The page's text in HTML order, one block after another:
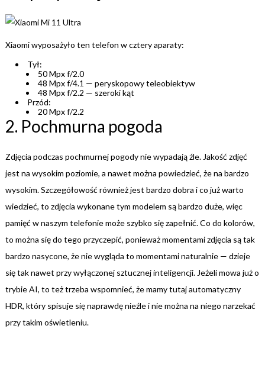
Xiaomi wyposażyło ten telefon w cztery aparaty:
Tył:
50 Mpx f/2.0
48 Mpx f/4.1 — peryskopowy teleobiektyw
48 Mpx f/2.2 — szeroki kąt
Przód:
20 Mpx f/2.2
2. Pochmurna pogoda
Zdjęcia podczas pochmurnej pogody nie wypadają źle. Jakość zdjęć
jest na wysokim poziomie, a nawet można powiedzieć, że na bardzo
wysokim. Szczegółowość również jest bardzo dobra i co już warto
wiedzieć, to zdjęcia wykonane tym modelem są bardzo duże, więc
pamięć w naszym telefonie może szybko się zapełnić. Co do kolorów,
to można się do tego przyczepić, ponieważ momentami zdjęcia są tak
bardzo nasycone, że nie wygląda to momentami naturalnie — dzieje
się tak nawet przy wyłączonej sztucznej inteligencji. Jeżeli mowa już o
trybie AI, to też trzeba wspomnieć, że mamy tutaj automatyczny
HDR, który spisuje się naprawdę nieźle i nie można na niego narzekać
przy takim oświetleniu.